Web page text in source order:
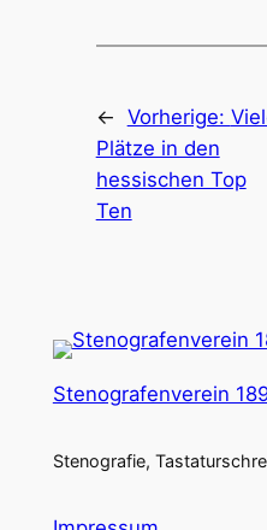
← Vorherige:
Plätze in den
hessischen Top
Ten
Stenografenverein
Stenografie,